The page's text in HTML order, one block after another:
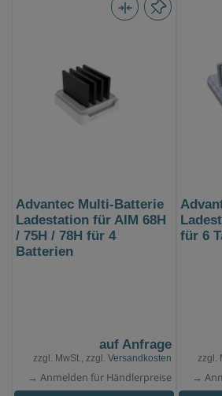
Advantec Multi-Batterie
Ladestation für AIM 68H
/ 75H / 78H für 4
Batterien
auf Anfrage
zzgl. MwSt., zzgl. Versandkosten
→ Anmelden für Händlerpreise
für 6
zzgl.
→